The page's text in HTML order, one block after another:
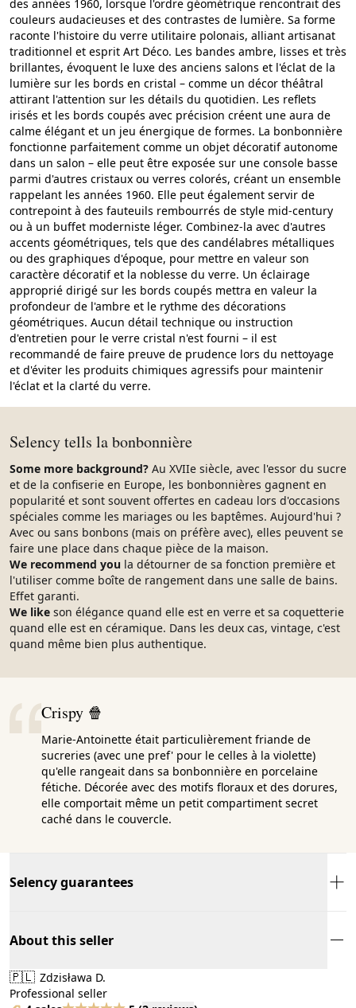
des années 1960, lorsque l'ordre géométrique rencontrait des
couleurs audacieuses et des contrastes de lumière. Sa forme
raconte l'histoire du verre utilitaire polonais, alliant artisanat
traditionnel et esprit Art Déco. Les bandes ambre, lisses et très
brillantes, évoquent le luxe des anciens salons et l'éclat de la
lumière sur les bords en cristal – comme un décor théâtral
attirant l'attention sur les détails du quotidien. Les reflets
irisés et les bords coupés avec précision créent une aura de
calme élégant et un jeu énergique de formes. La bonbonnière
fonctionne parfaitement comme un objet décoratif autonome
dans un salon – elle peut être exposée sur une console basse
parmi d'autres cristaux ou verres colorés, créant un ensemble
rappelant les années 1960. Elle peut également servir de
contrepoint à des fauteuils rembourrés de style mid-century
ou à un buffet moderniste léger. Combinez-la avec d'autres
accents géométriques, tels que des candélabres métalliques
ou des graphiques d'époque, pour mettre en valeur son
caractère décoratif et la noblesse du verre. Un éclairage
approprié dirigé sur les bords coupés mettra en valeur la
profondeur de l'ambre et le rythme des décorations
géométriques. Aucun détail technique ou instruction
d'entretien pour le verre cristal n'est fourni – il est
recommandé de faire preuve de prudence lors du nettoyage
et d'éviter les produits chimiques agressifs pour maintenir
l'éclat et la clarté du verre.
Selency tells la bonbonnière
Some more background? Au XVIIe siècle, avec l'essor du sucre
et de la confiserie en Europe, les bonbonnières gagnent en
popularité et sont souvent offertes en cadeau lors d'occasions
spéciales comme les mariages ou les baptêmes. Aujourd'hui ?
Avec ou sans bonbons (mais on préfère avec), elles peuvent se
faire une place dans chaque pièce de la maison.
We recommend you la détourner de sa fonction première et
l'utiliser comme boîte de rangement dans une salle de bains.
Effet garanti.
We like son élégance quand elle est en verre et sa coquetterie
quand elle est en céramique. Dans les deux cas, vintage, c'est
quand même bien plus authentique.
Crispy 🍿
Marie-Antoinette était particulièrement friande de
sucreries (avec une pref' pour le celles à la violette)
qu'elle rangeait dans sa bonbonnière en porcelaine
fétiche. Décorée avec des motifs floraux et des dorures,
elle comportait même un petit compartiment secret
caché dans le couvercle.
Selency guarantees
About this seller
🇵🇱 Zdzisława D.
Professional seller